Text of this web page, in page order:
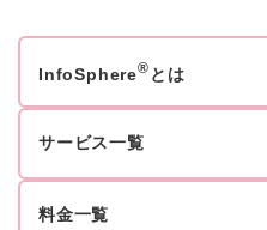
InfoSphere® とは
サービス一覧
料金一覧